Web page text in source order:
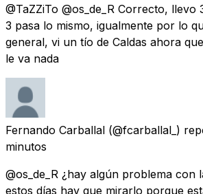
@TaZZiTo @os_de_R Correcto, llevo
3 pasa lo mismo, igualmente por lo
general, vi un tío de Caldas ahora
le va nada
Fernando Carballal (@fcarballal_)
minutos
@os_de_R ¿hay algún problema con
estos días hay que mirarlo porque